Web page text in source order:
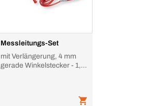
Messleitungs-Set
mit Verlängerung, 4 mm
gerade Winkelstecker - 1,5